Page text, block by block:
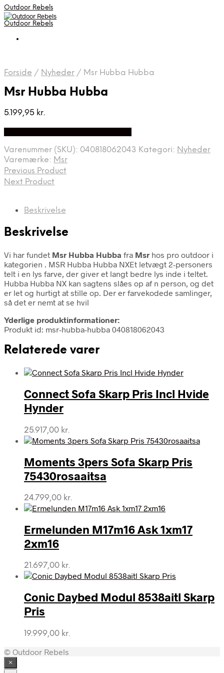
Outdoor Rebels
Outdoor Rebels
Forside / Nyheder / Msr Hubba Hubba
Msr Hubba Hubba
5.199,95 kr.
Varenummer (SKU): 040818062043 Kategori: Nyheder
Varemærke: Msr
Previous Product
Next Product
Beskrivelse
Beskrivelse
Vi har fundet Msr Hubba Hubba fra Msr hos pro outdoor i
kategorien . MSR Hubba Hubba NXEt letvægt 2-personers
telt i en lys farve, der giver et langt bedre lys inde i teltet.
Hubba Hubba NX kan sagtens slåes op af n person, og det
er let og hurtigt at stille op. Der er farvekodede samlinger,
så det er nemt at se hvil
Yderlige produktinformationer:
Produkt id: msr-hubba-hubba 040818062043
Relaterede varer
Connect Sofa Skarp Pris Incl Hvide
Hynder
25.917,00 kr.
Moments 3pers Sofa Skarp Pris
75430rosaaitsa
24.799,00 kr.
Ermelunden M17m16 Ask 1xm17
2xm16
21.697,00 kr.
Conic Daybed Modul 8538aitl Skarp
Pris
19.999,00 kr.
© Outdoor Rebels
×